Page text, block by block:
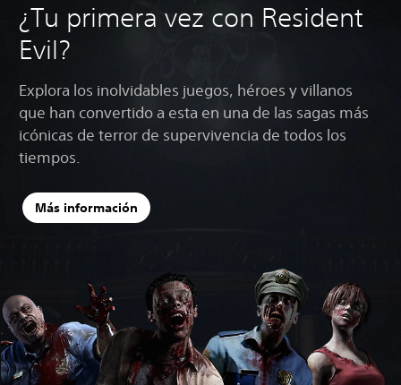
¿Tu primera vez con Resident
Evil?
Explora los inolvidables juegos, héroes y villanos
que han convertido a esta en una de las sagas más
icónicas de terror de supervivencia de todos los
tiempos.
Más información